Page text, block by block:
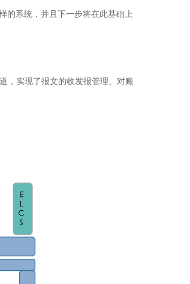
的系统，并且下一步将在此基础上
，实现了报文的收发报管理、对账